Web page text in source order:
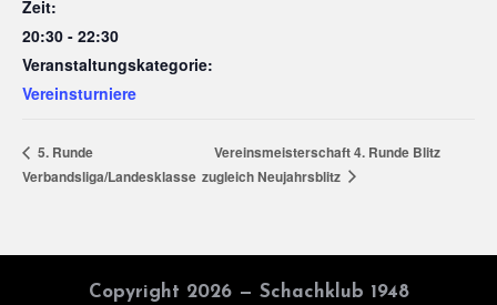
Zeit:
20:30 - 22:30
Veranstaltungskategorie:
Vereinsturniere
5. Runde
Verbandsliga/Landesklasse
Vereinsmeisterschaft 4. Runde Blitz
zugleich Neujahrsblitz
Copyright 2026 — Schachklub 1948